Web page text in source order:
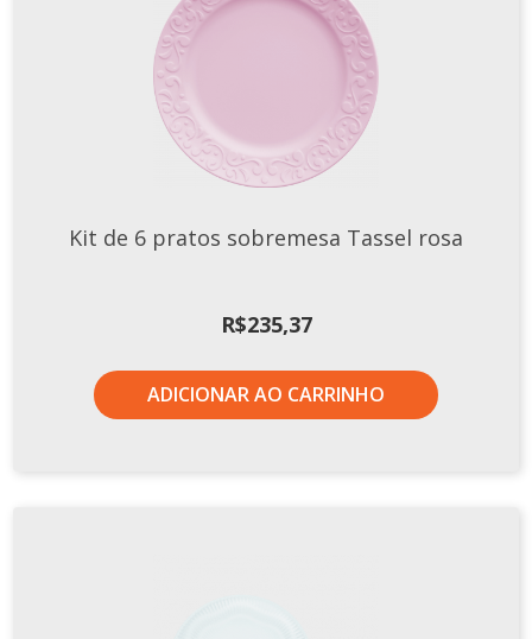
Kit de 6 pratos sobremesa Tassel rosa
R$235,37
ADICIONAR AO CARRINHO